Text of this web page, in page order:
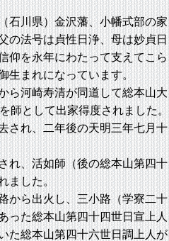
川県）金沢藩、小幡式部の家
の法号は貞性日浄、母は妙貞日
仰を永年にわたって支えてこら
生まれになっています。
河崎寿清が同道して総本山大
師として出家得度されました。
れ、二年後の天明三年七月十
、活如師（後の総本山第四十
ました。
ら出火し、三小路（学寮二十
った総本山第四十四世日宣上人
た総本山第四十六世日調上人が